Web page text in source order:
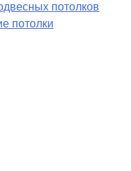
потолков
потолки